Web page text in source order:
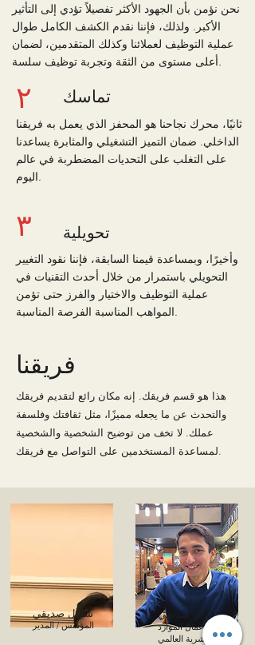
نحن نؤمن بأن الجهود الأكثر تفصيلاً تؤدي إلى التأثير
الأكبر. ولذلك، فإننا نقدم الكشف الكامل طوال
عملية التوظيف لعملائنا وكذلك المتقدمين، لضمان
أعلى مستوى من الثقة وتجربة توظيف سلسة.
٢ تماسك
ثانيًا، محرك نجاحنا هو المحفز الذي يعمل به فريقنا
الداخلي. ضمان التميز التشغيلي والمثابرة يساعدنا
على التغلب على التحديات المضطربة في عالم
اليوم.
٣ تحويلية
وأخيرًا، وبمساعدة قيمنا السابقة، فإننا نقود التغيير
التحويلي باستمرار من خلال أحدث التقنيات في
عملية التوظيف والاختيار والفرز حتى تؤمن
المواهب المناسبة الفرصة المناسبة.
فريقنا
هذا هو قسم فريقك. إنه مكان رائع لتقديم فريقك
والتحدث عن ما يجعله مميزًا، مثل ثقافتك وفلسفة
عملك. لا تخف من توضيح الشخصية والشخصية
شكيل صديقي
المؤسس / المدير
حمدان صديقي
شريك أعمال الموارد
البشرية العالمي